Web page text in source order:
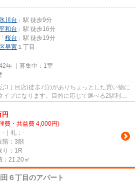
川台 」駅 徒歩9分
和台 」駅 徒歩16分
「 桜台 」駅 徒歩19分
早宮 １丁目
年 ｜募集中： 1室
3丁目店(徒歩7分)がありちょっとした買い物に
イプになります。目的に応じて選べる2駅利用
円
費・共益費 4,000円)
-｜礼：-
階：3階
り：1R
：21.20㎡
６丁目のアパート